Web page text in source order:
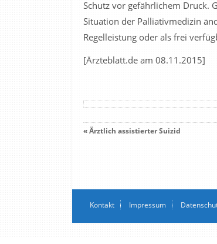
Schutz vor gefährlichem Druck.
Situation der Palliativmedizin
Regelleistung oder als frei
[Ärzteblatt.de am 08.11.2015]
«Ärztlich assistierter Suizid
Kontakt Impressum